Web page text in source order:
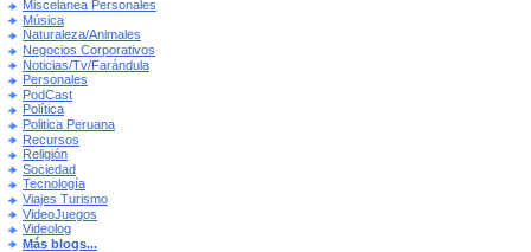
Miscelanea Personales
Música
Naturaleza/Animales
Negocios Corporativos
Noticias/Tv/Farándula
Personales
PodCast
Política
Politica Peruana
Recursos
Religión
Sociedad
Tecnología
Viajes Turismo
VideoJuegos
Videolog
Más blogs...